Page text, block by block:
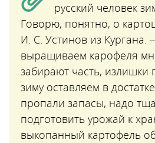
русский человек
Говорю, понятно, о
И. С. Устинов из Кургана.
выращиваем карофеля
забирают часть, излишки
зиму оставляем в
пропали запасы, надо
подготовить урожай к
выкопанный картофель